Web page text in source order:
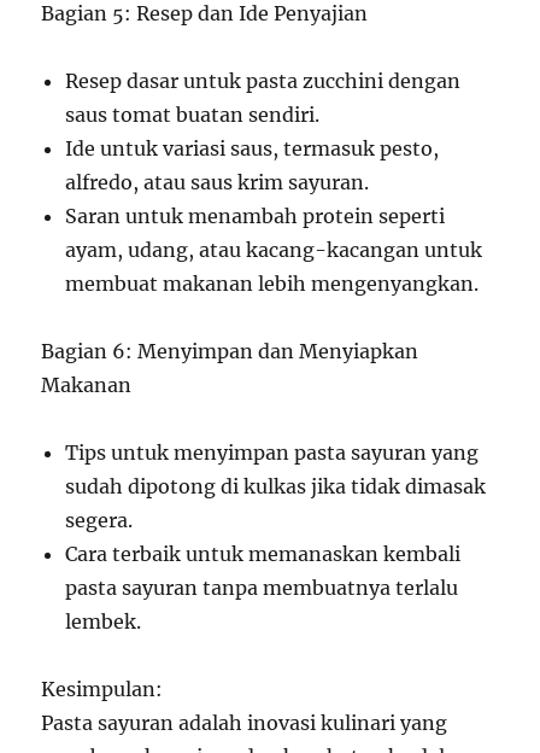
Bagian 5: Resep dan Ide Penyajian
Resep dasar untuk pasta zucchini dengan
saus tomat buatan sendiri.
Ide untuk variasi saus, termasuk pesto,
alfredo, atau saus krim sayuran.
Saran untuk menambah protein seperti
ayam, udang, atau kacang-kacangan untuk
membuat makanan lebih mengenyangkan.
Bagian 6: Menyimpan dan Menyiapkan
Makanan
Tips untuk menyimpan pasta sayuran yang
sudah dipotong di kulkas jika tidak dimasak
segera.
Cara terbaik untuk memanaskan kembali
pasta sayuran tanpa membuatnya terlalu
lembek.
Kesimpulan:
Pasta sayuran adalah inovasi kulinari yang